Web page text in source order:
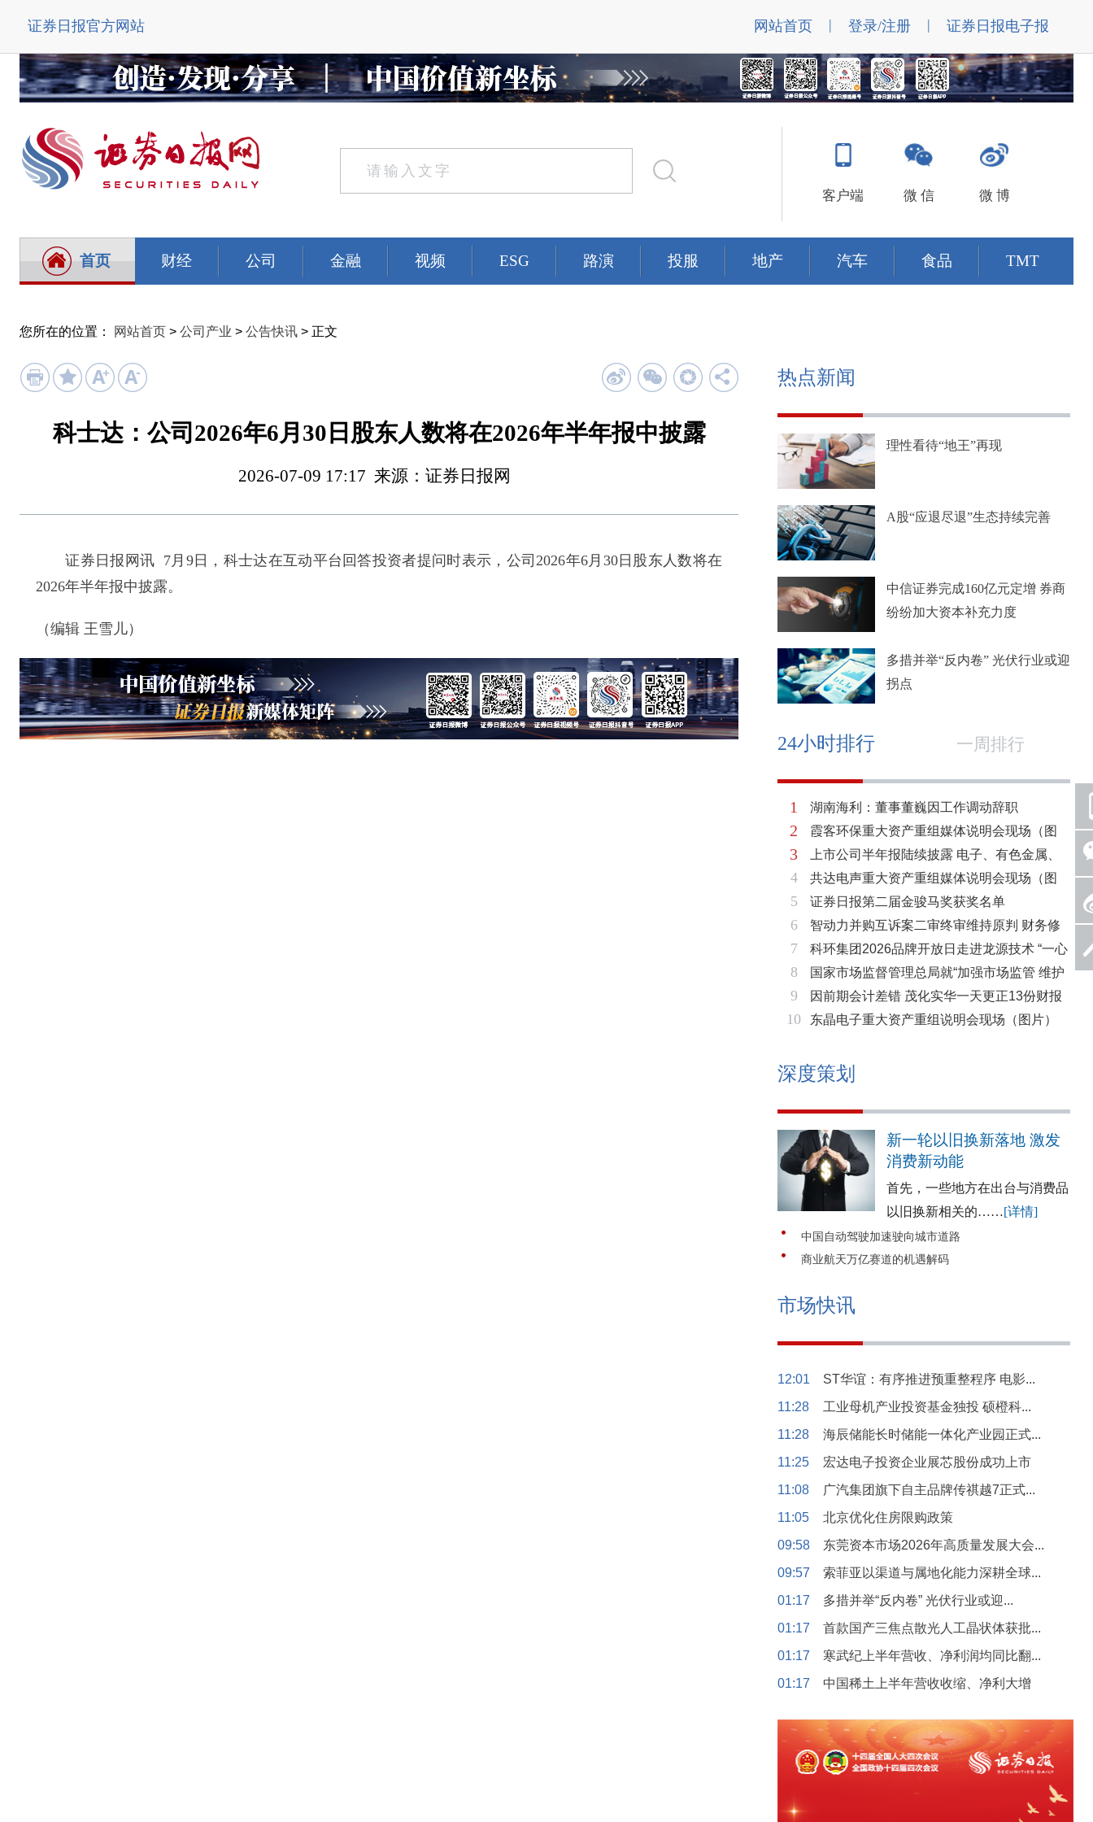
证券日报官方网站 网站首页 | 登录/注册 | 证券日报电子报
客户端 微 信 微 博
首页 财经 公司 金融 视频 ESG 路演 投服 地产 汽车 食品 TMT
您所在的位置： 网站首页 > 公司产业 > 公告快讯 > 正文
科士达：公司2026年6月30日股东人数将在2026年半年报中披露
2026-07-09 17:17 来源：证券日报网
证券日报网讯 7月9日，科士达在互动平台回答投资者提问时表示，公司2026年6月30日股东人数将在
2026年半年报中披露。
（编辑 王雪儿）
热点新闻
理性看待“地王”再现
A股“应退尽退”生态持续完善
中信证券完成160亿元定增 券商
纷纷加大资本补充力度
多措并举“反内卷” 光伏行业或迎
拐点
24小时排行 一周排行
1
2
3
4
5
6
7
8
9
10
湖南海利：董事董巍因工作调动辞职
霞客环保重大资产重组媒体说明会现场（图
片）
上市公司半年报陆续披露 电子、有色金属、
基础化工三大板块率先走强
共达电声重大资产重组媒体说明会现场（图
片）
证券日报第二届金骏马奖获奖名单
智动力并购互诉案二审终审维持原判 财务修
复与估值空间同步打开
科环集团2026品牌开放日走进龙源技术 “一心
两脉”赋能火电绿色低碳转型
国家市场监督管理总局就“加强市场监管 维护
市场秩序”答记者问
因前期会计差错 茂化实华一天更正13份财报
东晶电子重大资产重组说明会现场（图片）
深度策划
新一轮以旧换新落地 激发
消费新动能
首先，一些地方在出台与消费品
以旧换新相关的……[详情]
中国自动驾驶加速驶向城市道路
商业航天万亿赛道的机遇解码
市场快讯
12:01
ST华谊：有序推进预重整程序 电影...
11:28
工业母机产业投资基金独投 硕橙科...
11:28
海辰储能长时储能一体化产业园正式...
11:25
宏达电子投资企业展芯股份成功上市
11:08
广汽集团旗下自主品牌传祺越7正式...
11:05
北京优化住房限购政策
09:58
东莞资本市场2026年高质量发展大会...
09:57
索菲亚以渠道与属地化能力深耕全球...
01:17
多措并举“反内卷” 光伏行业或迎...
01:17
首款国产三焦点散光人工晶状体获批...
01:17
寒武纪上半年营收、净利润均同比翻...
01:17
中国稀土上半年营收收缩、净利大增